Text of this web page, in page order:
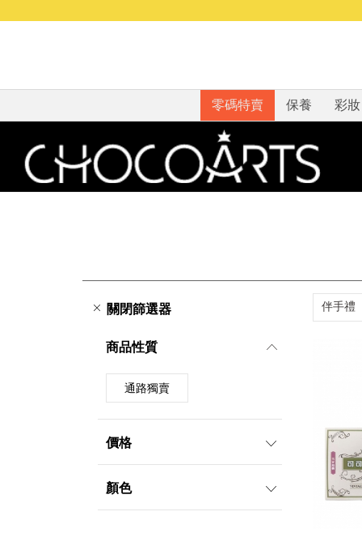
零碼特賣 保養 彩妝
關閉篩選器 伴手禮
商品性質
通路獨賣
價格
999元以下
顏色